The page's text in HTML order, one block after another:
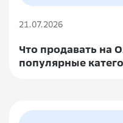
21.07.2026
Что продавать на
популярные